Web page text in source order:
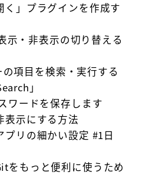
く」プラグインを作成す
示・非表示の切り替える
項目を検索・実行する
」
ワードを保存します
表示にする方法
リの細かい設定 #1日
もっと便利に使うため